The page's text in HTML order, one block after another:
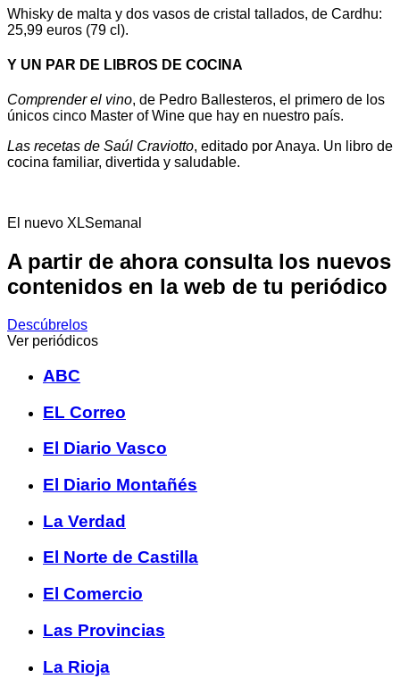
Whisky de malta y dos vasos de cristal tallados, de Cardhu:
25,99 euros (79 cl).
Y UN PAR DE LIBROS DE COCINA
Comprender el vino, de Pedro Ballesteros, el primero de los
únicos cinco Master of Wine que hay en nuestro país.
Las recetas de Saúl Craviotto, editado por Anaya. Un libro de
cocina familiar, divertida y saludable.
El nuevo XLSemanal
A partir de ahora consulta los nuevos
contenidos en la web de tu periódico
Descúbrelos
Ver periódicos
ABC
EL Correo
El Diario Vasco
El Diario Montañés
La Verdad
El Norte de Castilla
El Comercio
Las Provincias
La Rioja